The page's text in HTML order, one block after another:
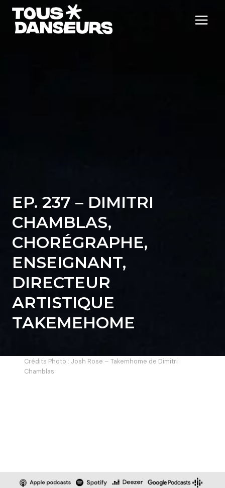
Aller
contenu
EP. 237 – DIMITRI
CHAMBLAS,
CHORÉGRAPHE,
ENSEIGNANT,
DIRECTEUR
ARTISTIQUE
TAKEMEHOME
Crédits Photo : Josh Rose – Takemhome de Dimitri
Chamblas